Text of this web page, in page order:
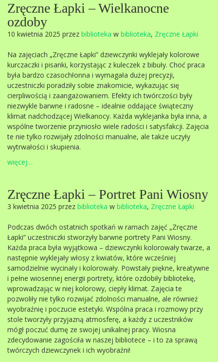
Zręczne Łapki – Wielkanocne
ozdoby
10 kwietnia 2025 przez biblioteka w biblioteka, Zręczne Łapki
Na zajęciach „Zręczne Łapki” dziewczynki wyklejały kolorowe
kurczaczki i pisanki, korzystając z kuleczek z bibuły. Choć praca
była bardzo czasochłonna i wymagała dużej precyzji,
uczestniczki poradziły sobie znakomicie, wykazując się
cierpliwością i zaangażowaniem. Efekty ich twórczości były
niezwykle barwne i radosne – idealnie oddające świąteczny
klimat nadchodzącej Wielkanocy. Każda wyklejanka była inna, a
wspólne tworzenie przyniosło wiele radości i satysfakcji. Zajęcia
te nie tylko rozwijały zdolności manualne, ale także uczyły
wytrwałości i skupienia.
więcej…
Zręczne Łapki – Portret Pani Wiosny
3 kwietnia 2025 przez biblioteka w biblioteka, Zręczne Łapki
Podczas dwóch ostatnich spotkań w ramach zajęć „Zręczne
Łapki” uczestniczki stworzyły barwne portrety Pani Wiosny.
Każda praca była wyjątkowa – dziewczynki kolorowały twarze, a
następnie wyklejały włosy z kwiatów, które wcześniej
samodzielnie wycinały i kolorowały. Powstały piękne, kreatywne
i pełne wiosennej energii portrety, które ozdobiły bibliotekę,
wprowadzając w niej kolorowy, ciepły klimat. Zajęcia te
pozwoliły nie tylko rozwijać zdolności manualne, ale również
wyobraźnię i poczucie estetyki. Wspólna praca i rozmowy przy
stole tworzyły przyjazną atmosferę, a każdy z uczestników
mógł poczuć dumę ze swojej unikalnej pracy. Wiosna
zdecydowanie zagościła w naszej bibliotece – i to za sprawą
twórczych dziewczynek i ich wyobraźni!